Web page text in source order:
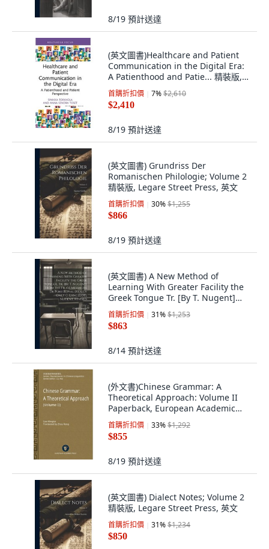
8/19 預計送達
(英文圖書)Healthcare and Patient
Communication in the Digital Era:
A Patienthood and Patie... 精裝版,
Routledge, 英文
首購折扣價 7%$2,610
$2,410
8/19 預計送達
(英文圖書) Grundriss Der
Romanischen Philologie; Volume 2
精裝版, Legare Street Press, 英文
首購折扣價 30%$1,255
$866
8/19 預計送達
(英文圖書) A New Method of
Learning With Greater Facility the
Greek Tongue Tr. [By T. Nugent]
From the ... 精裝版, Legare Street
Press, 英文
首購折扣價 31%$1,253
$863
8/14 預計送達
(外文書)Chinese Grammar: A
Theoretical Approach: Volume II
Paperback, European Academic
Press, English
首購折扣價 33%$1,292
$855
8/19 預計送達
(英文圖書) Dialect Notes; Volume 2
精裝版, Legare Street Press, 英文
首購折扣價 31%$1,234
$850